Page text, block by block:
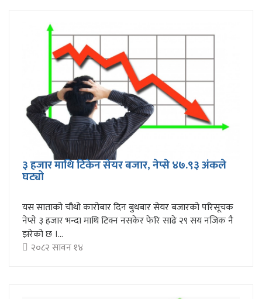
३ हजार माथि टिकेन सेयर बजार, नेप्से ४७.९३ अंकले
घट्यो
यस साताको चौथो कारोबार दिन बुधबार सेयर बजारको परिसूचक
नेप्से ३ हजार भन्दा माथि टिक्न नसकेर फेरि साढे २९ सय नजिक नै
झरेको छ ।...
२०८२ सावन १४